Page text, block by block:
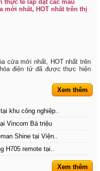
thực tế lắp đặt các mẫu
mới nhất, HOT nhất trên thị
cửa mới nhất, HOT nhất trên
điện tử đã được thực hiện
Xem thêm
khu công nghiệp..
Vincom Bà triệu
Shine tại Viện..
H705 remote tại..
Xem thêm